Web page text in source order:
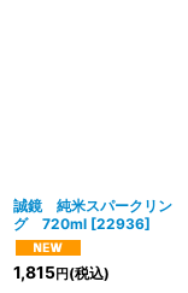
誠鏡 純米スパークリン
グ 720ml [22936]
1,815円 (税込)